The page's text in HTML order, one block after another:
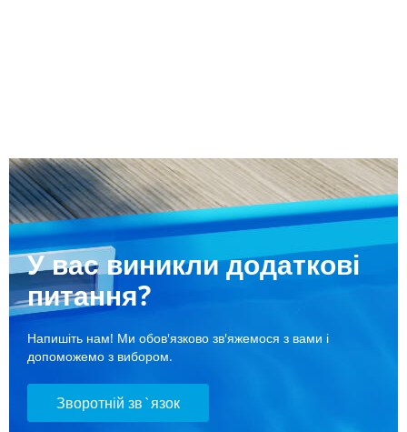
У вас виникли додаткові
питання?
Напишіть нам! Ми обов'язково зв'яжемося з вами і
допоможемо з вибором.
Зворотній зв`язок